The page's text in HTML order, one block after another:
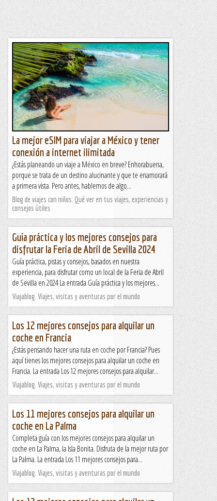
La mejor eSIM para viajar a México y tener
conexión a internet ilimitada
¿Estás planeando un viaje a México en breve? Enhorabuena,
porque se trata de un destino alucinante y que te enamorará
a primera vista. Pero antes, hablemos de algo...
Blog de viajes con niños. Qué ver en tus viajes, experiencias y
consejos útiles
Guía práctica y los mejores consejos para
disfrutar la Feria de Abril de Sevilla 2024
Guía práctica, pistas y consejos, basados en nuestra
experiencia, para disfrutar como un local de la Feria de Abril
de Sevilla en 2024 La entrada Guía práctica y los mejores...
Viajablog. Viajes, visitas y aventuras por el mundo
Los 12 mejores consejos para alquilar un
coche en Francia
¿Estás pensando hacer una ruta en coche por Francia? Pues
aquí tienes los mejores consejos para alquilar un coche en
Francia. La entrada Los 12 mejores consejos para alquilar...
Viajablog. Viajes, visitas y aventuras por el mundo
Los 11 mejores consejos para alquilar un
coche en La Palma
Completa guía con los mejores consejos para alquilar un
coche en La Palma, la Isla Bonita. Disfruta de la mejor ruta por
La Palma. La entrada Los 11 mejores consejos para...
Viajablog. Viajes, visitas y aventuras por el mundo